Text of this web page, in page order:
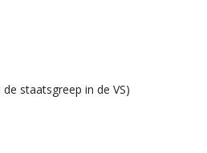
staatsgreep in de VS)